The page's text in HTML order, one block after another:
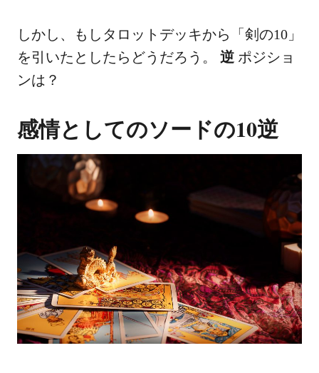
しかし、もしタロットデッキから「剣の10」
を引いたとしたらどうだろう。 逆 ポジショ
ンは？
感情としてのソードの10逆